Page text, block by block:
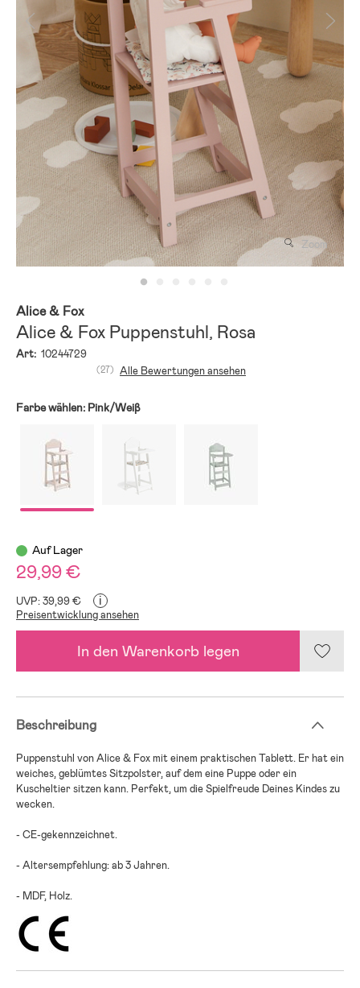
Zoom
Alice & Fox
Alice & Fox Puppenstuhl, Rosa
Art: 10244729
(27) Alle Bewertungen ansehen
Farbe wählen: Pink/Weiβ
Auf Lager
29,99 €
UVP: 39,99 € i
Preisentwicklung ansehen
In den Warenkorb legen
Beschreibung
Puppenstuhl von Alice & Fox mit einem praktischen Tablett. Er hat ein
weiches, geblümtes Sitzpolster, auf dem eine Puppe oder ein
Kuscheltier sitzen kann. Perfekt, um die Spielfreude Deines Kindes zu
wecken.
- CE-gekennzeichnet.
- Altersempfehlung: ab 3 Jahren.
- MDF, Holz.